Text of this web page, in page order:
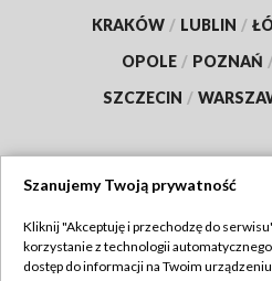
KRAKÓW / LUBLIN /
OPOLE / POZNAŃ
SZCZECIN /
TVP
Szanujemy Twoją prywatność
Kliknij "Akceptuję i przechodzę do
korzystanie z technologii
dostęp do informacji na Twoim